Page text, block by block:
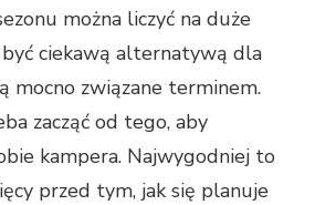
można liczyć na duże
być ciekawą alternatywą dla
mocno związane terminem.
zacząć od tego, aby
kampera. Najwygodniej to
przed tym, jak się planuje